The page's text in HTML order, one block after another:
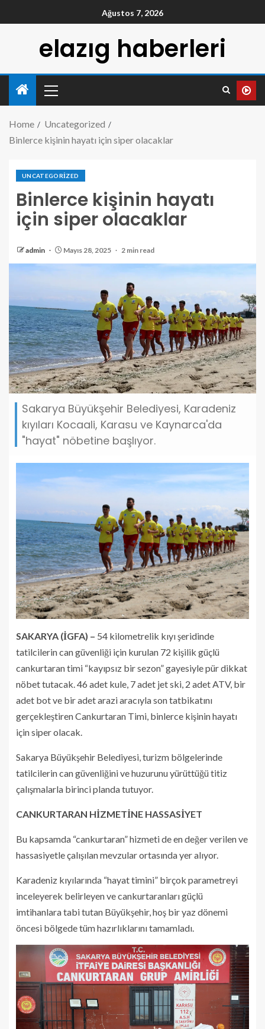
Ağustos 7, 2026
elazıg haberleri
Home
Uncategorized
Binlerce kişinin hayatı için siper olacaklar
UNCATEGORIZED
Binlerce kişinin hayatı
için siper olacaklar
admin Mayıs 28, 2025 2 min read
Sakarya Büyükşehir Belediyesi, Karadeniz
kıyıları Kocaali, Karasu ve Kaynarca'da
"hayat" nöbetine başlıyor.
SAKARYA (İGFA) – 54 kilometrelik kıyı şeridinde
tatilcilerin can güvenliği için kurulan 72 kişilik güçlü
cankurtaran timi “kayıpsız bir sezon” gayesiyle pür dikkat
nöbet tutacak. 46 adet kule, 7 adet jet ski, 2 adet ATV, bir
adet bot ve bir adet arazi aracıyla son tatbikatını
gerçekleştiren Cankurtaran Timi, binlerce kişinin hayatı
için siper olacak.
Sakarya Büyükşehir Belediyesi, turizm bölgelerinde
tatilcilerin can güvenliğini ve huzurunu yürüttüğü titiz
çalışmalarla birinci planda tutuyor.
CANKURTARAN HİZMETİNE HASSASİYET
Bu kapsamda “cankurtaran” hizmeti de en değer verilen ve
hassasiyetle çalışılan mevzular ortasında yer alıyor.
Karadeniz kıyılarında “hayat timini” birçok parametreyi
inceleyerek belirleyen ve cankurtaranları güçlü
imtihanlara tabi tutan Büyükşehir, hoş bir yaz dönemi
öncesi bölgede tüm hazırlıklarını tamamladı.